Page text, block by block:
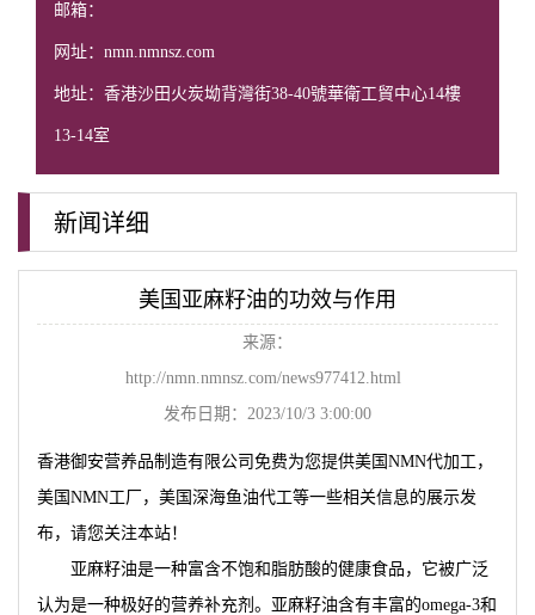
邮箱：
网址：nmn.nmnsz.com
地址：香港沙田火炭坳背灣街38-40號華衛工貿中心14樓
13-14室
新闻详细
美国亚麻籽油的功效与作用
来源：
http://nmn.nmnsz.com/news977412.html
发布日期：2023/10/3 3:00:00
香港御安营养品制造有限公司免费为您提供美国NMN代加工 ，
美国NMN工厂，美国深海鱼油代工等一些相关信息的展示发
布，请您关注本站！
亚麻籽油是一种富含不饱和脂肪酸的健康食品，它被广泛
认为是一种极好的营养补充剂。亚麻籽油含有丰富的omega-3和